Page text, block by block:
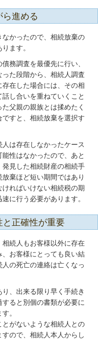
進める
かったので、相続放棄の
ます。
務調査を最優先に行い、
た段階から、相続人調査
在した場合には、その相
し合いを重ねていくこと
父親の親族とは揉めたく
すと、相続放棄を選択す
は存在しなかったケース
性はなかったので、あと
見した相続財産の相続手
棄ほど短い期間ではあり
ればいけない相続税の期
に行う必要があります。
正確性が重要
続人もお客様以外に存在
お客様にとっても良い結
の死亡の連絡は亡くなっ
、出来る限り早く手続き
ると別個の書類が必要に
。
がないような相続人との
ので、相続人本人からし